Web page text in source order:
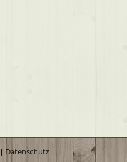
| Datenschutz